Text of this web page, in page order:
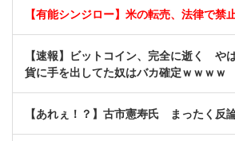
【有能シンジロー】米の転売、法律で禁
【速報】ビットコイン、完全に逝く や
貨に手を出してた奴はバカ確定ｗｗｗｗ
【あれぇ！？】古市憲寿氏 まったく反